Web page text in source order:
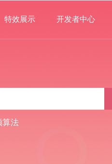
特效展示 开发者中心
算法